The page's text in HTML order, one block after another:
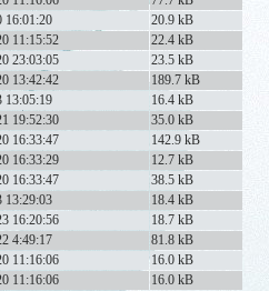
16:01:20
20.9 kB
11:15:52
22.4 kB
23:03:05
23.5 kB
13:42:42
189.7 kB
13:05:19
16.4 kB
19:52:30
35.0 kB
16:33:47
142.9 kB
16:33:29
12.7 kB
16:33:47
38.5 kB
13:29:03
18.4 kB
16:20:56
18.7 kB
4:49:17
81.8 kB
11:16:06
16.0 kB
11:16:06
16.0 kB